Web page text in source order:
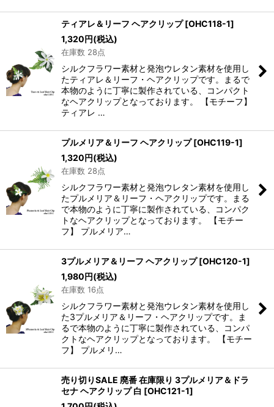
ティアレ＆リーフ ヘアクリップ [OHC118-1]
1,320円(税込)
在庫数 28点
シルクフラワー素材と発泡ウレタン素材を使用し
たティアレ＆リーフ・ヘアクリップです。まるで
本物のように丁寧に製作されている、コンパクト
なヘアクリップとなっております。 【モチーフ】
ティアレ …
プルメリア＆リーフ ヘアクリップ [OHC119-1]
1,320円(税込)
在庫数 28点
シルクフラワー素材と発泡ウレタン素材を使用し
たプルメリア＆リーフ・ヘアクリップです。まる
で本物のように丁寧に製作されている、コンパク
トなヘアクリップとなっております。 【モチー
フ】 プルメリア…
3プルメリア＆リーフ ヘアクリップ [OHC120-1]
1,980円(税込)
在庫数 16点
シルクフラワー素材と発泡ウレタン素材を使用し
た3プルメリア＆リーフ・ヘアクリップです。ま
るで本物のように丁寧に製作されている、コンパ
クトなヘアクリップとなっております。 【モチー
フ】 プルメリ…
売り切りSALE 廃番 在庫限り 3プルメリア＆ドラ
セナ ヘアクリップ 白 [OHC121-1]